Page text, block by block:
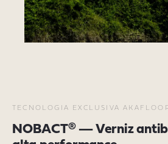
TECNOLOGIA EXCLUSIVA
NOBACT® — Verniz